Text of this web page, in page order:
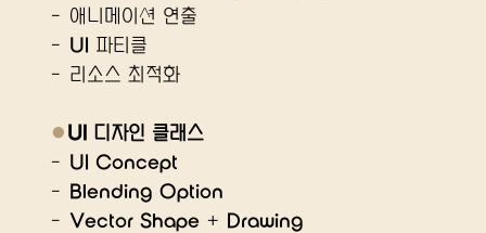
- 애니메이션 연출
- UI 파티클
- 리소스 최적화
● UI 디자인 클래스
- UI Concept
- Blending Option
- Vector Shape + Drawing